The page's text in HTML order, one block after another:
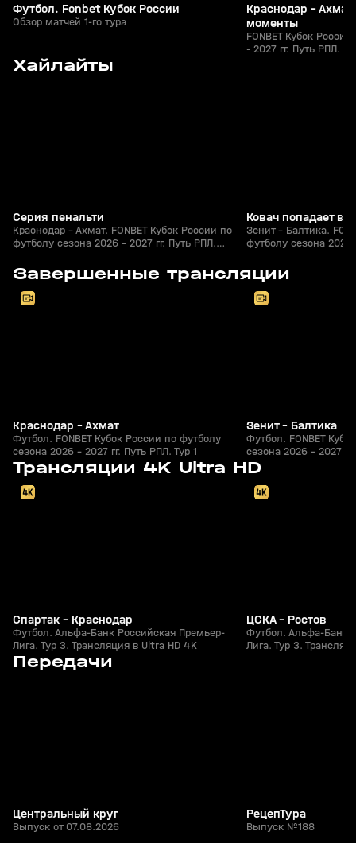
Футбол. Fonbet Кубок России
Обзор матчей 1-го тура
Краснодар -
моменты
FONBET Кубок
- 2027 гг. Путь РПЛ.
Хайлайты
05 авг, 23:00
Серия пенальти
Краснодар - Ахмат. FONBET Кубок России по
футболу сезона 2026 - 2027 гг. Путь РПЛ.
05 авг, 22:45
Ковач попадает в
Зенит - Балтика.
футболу сезона 2026
Завершенные трансляции
05 авг, 20:30
Краснодар - Ахмат
Футбол. FONBET Кубок России по футболу
сезона 2026 - 2027 гг. Путь РПЛ. Тур 1
Зенит - Балтика
Футбол. FONBET
сезона 2026 - 2027
Трансляции 4K Ultra HD
09 авг, 20:00
Спартак - Краснодар
Футбол. Альфа-Банк Российская Премьер-
Лига. Тур 3. Трансляция в Ultra HD 4K
Завтра, 20:00
ЦСКА - Ростов
Футбол. Альфа-Банк
Лига. Тур 3.
Передачи
Сегодня, 19:43
Центральный круг
Выпуск от 07.08.2026
Сегодня, 18:44
РецепТура
Выпуск №188